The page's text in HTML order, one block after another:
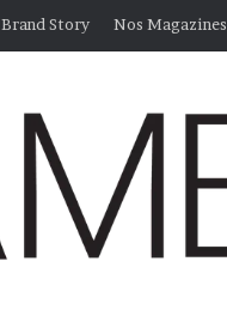
Brand Story Nos Magazines